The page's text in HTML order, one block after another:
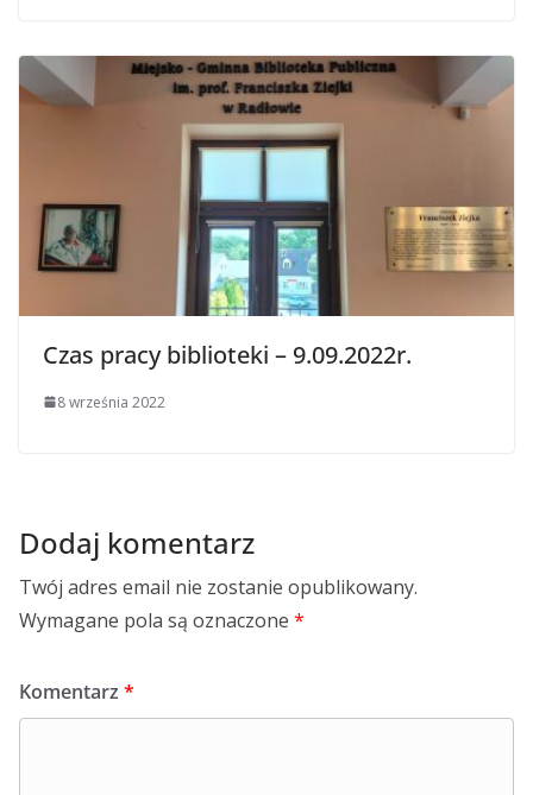
Czas pracy biblioteki – 9.09.2022r.
8 września 2022
Dodaj komentarz
Twój adres email nie zostanie opublikowany.
Wymagane pola są oznaczone *
Komentarz *